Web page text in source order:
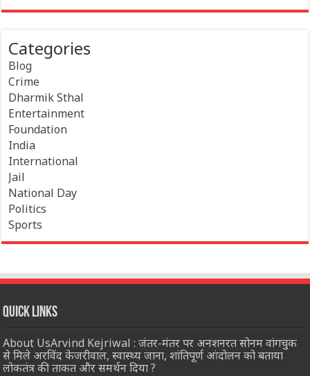
Categories
Blog
Crime
Dharmik Sthal
Entertainment
Foundation
India
International
Jail
National Day
Politics
Sports
Quick Links
About UsArvind Kejriwal : जंतर-मंतर पर अनशनरत सोनम वांगचुक
से मिले अरविंद केजरीवाल, स्वास्थ्य जाना, शांतिपूर्ण आंदोलन को बताया
लोकतंत्र की ताकत और समर्थन दिया ?